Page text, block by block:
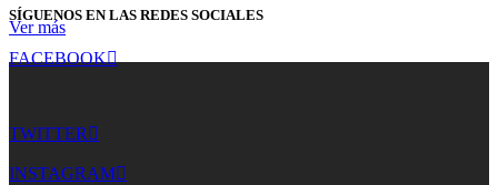
Ver más
SÍGUENOS EN LAS REDES SOCIALES
FACEBOOK
TWITTER
INSTAGRAM